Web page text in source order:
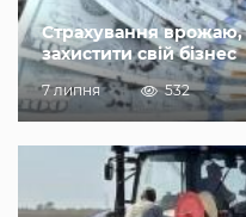
Страхування врожаю,
захистити свій бізнес
7 липня 532